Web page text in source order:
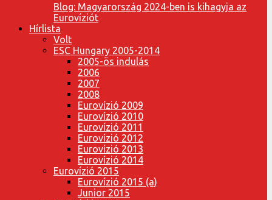
Blog: Magyarország 2024-ben is kihagyja az
Eurovíziót
Hírlista
Volt
ESC Hungary 2005-2014
2005-ös indulás
2006
2007
2008
Eurovízió 2009
Eurovízió 2010
Eurovízió 2011
Eurovízió 2012
Eurovízió 2013
Eurovízió 2014
Eurovízió 2015
Eurovízió 2015 (a)
Junior 2015